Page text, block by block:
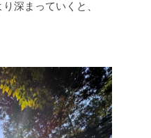
深まっていくと、